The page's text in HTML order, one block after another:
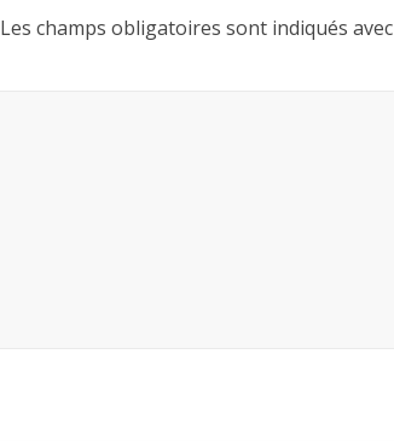
Les champs obligatoires sont indiqués avec